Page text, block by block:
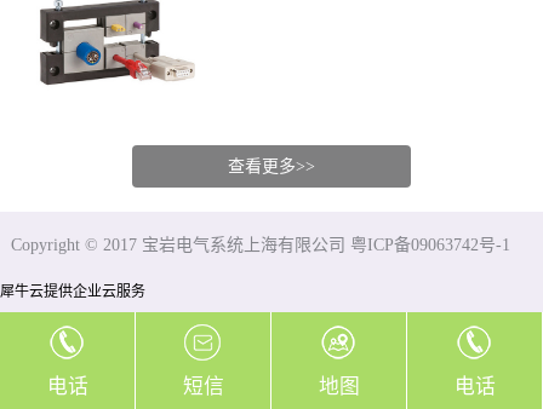
查看更多>>
Copyright © 2017 宝岩电气系统上海有限公司 粤ICP备09063742号-1
犀牛云提供企业云服务
电话 短信 地图 电话